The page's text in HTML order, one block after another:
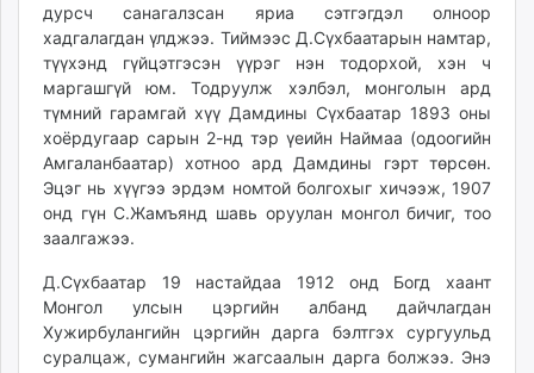
дурсч санагалзсан яриа сэтгэгдэл олноор
хадгалагдан үлджээ. Тиймээс Д.Сүхбаатарын намтар,
түүхэнд гүйцэтгэсэн үүрэг нэн тодорхой, хэн ч
маргашгүй юм. Тодруулж хэлбэл, монголын ард
түмний гарамгай хүү Дамдины Сүхбаатар 1893 оны
хоёрдугаар сарын 2-нд тэр үеийн Наймаа (одоогийн
Амгаланбаатар) хотноо ард Дамдины гэрт төрсөн.
Эцэг нь хүүгээ эрдэм номтой болгохыг хичээж, 1907
онд гүн С.Жамъянд шавь оруулан монгол бичиг, тоо
заалгажээ.
Д.Сүхбаатар 19 настайдаа 1912 онд Богд хаант
Монгол улсын цэргийн албанд дайчлагдан
Хужирбулангийн цэргийн дарга бэлтгэх сургуульд
суралцаж, сумангийн жагсаалын дарга болжээ. Энэ